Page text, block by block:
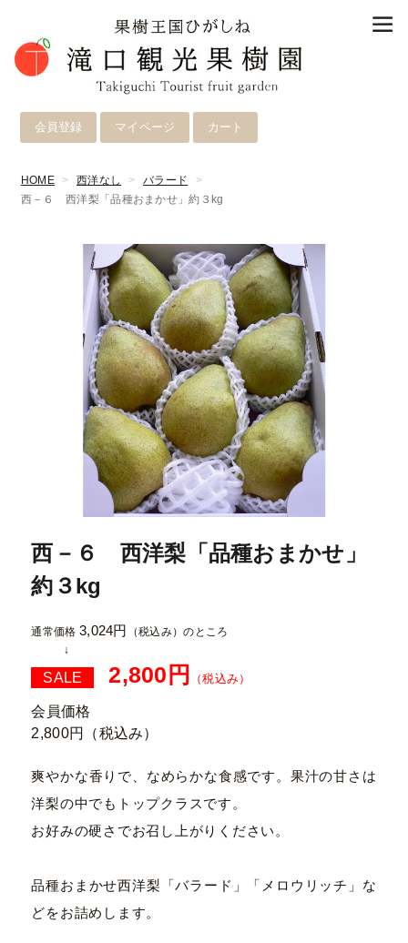
カート
マイページ
会員登録
HOME 西洋なし
バラード
西－６ 西洋梨「品種おまかせ」約３kg
西－６ 西洋梨「品種おまかせ」
約３kg
通常価格 3,024円 （税込み）のところ
SALE 2,800円 （税込み）
会員価格
2,800円
（税込み）
爽やかな香りで、なめらかな食感です。果汁の甘さは
洋梨の中でもトップクラスです。
お好みの硬さでお召し上がりください。
品種おまかせ西洋梨「バラード」「メロウリッチ」な
どをお詰めします。